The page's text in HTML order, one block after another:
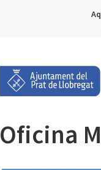
Oficina